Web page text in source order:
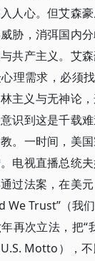
人心。但艾森
胁，消弭国内
共产主义。艾
理需求，必须
主义与无神论，
识到这是千载
。一时间，美
电视直播总统夫
过法案，在美
We Trust”（我
再次立法，把“
Motto），